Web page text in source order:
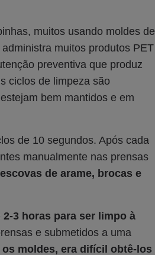
muitos usando moldes de
muitos produtos PET
preventiva que produz
ciclos de limpeza são
bem mantidos e em
de 10 segundos. Após cada
manualmente nas prensas
de arame, brocas e
2-3 horas para ser limpo à
e submetidos a uma
moldes, era difícil obtê-los